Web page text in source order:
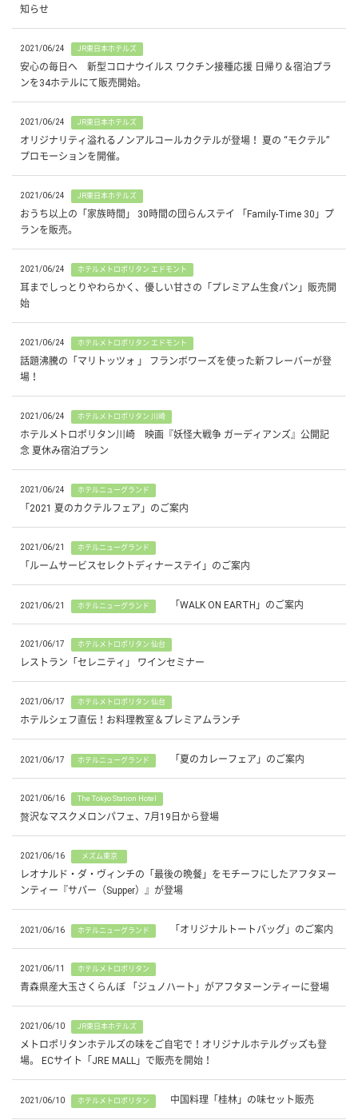
知らせ
2021/06/24 JR東日本ホテルズ
安心の毎日へ 新型コロナウイルス ワクチン接種応援 日帰り＆宿泊プラ
ンを34ホテルにて販売開始。
2021/06/24 JR東日本ホテルズ
オリジナリティ溢れるノンアルコールカクテルが登場！ 夏の “モクテル”
プロモーションを開催。
2021/06/24 JR東日本ホテルズ
おうち以上の「家族時間」 30時間の団らんステイ 「Family-Time 30」プ
ランを販売。
2021/06/24 ホテルメトロポリタン エドモント
耳までしっとりやわらかく、優しい甘さの「プレミアム生食パン」販売開
始
2021/06/24 ホテルメトロポリタン エドモント
話題沸騰の「マリトッツォ 」 フランボワーズを使った新フレーバーが登
場！
2021/06/24 ホテルメトロポリタン 川崎
ホテルメトロポリタン川崎 映画『妖怪大戦争 ガーディアンズ』公開記
念 夏休み宿泊プラン
2021/06/24 ホテルニューグランド
「2021 夏のカクテルフェア」のご案内
2021/06/21 ホテルニューグランド
「ルームサービスセレクトディナーステイ」のご案内
2021/06/21 ホテルニューグランド 「WALK ON EARTH」のご案内
2021/06/17 ホテルメトロポリタン 仙台
レストラン「セレニティ」 ワインセミナー
2021/06/17 ホテルメトロポリタン 仙台
ホテルシェフ直伝！お料理教室＆プレミアムランチ
2021/06/17 ホテルニューグランド 「夏のカレーフェア」のご案内
2021/06/16 The Tokyo Station Hotel
贅沢なマスクメロンパフェ、7月19日から登場
2021/06/16 メズム東京
レオナルド・ダ・ヴィンチの「最後の晩餐」をモチーフにしたアフタヌー
ンティー『サパー（Supper）』が登場
2021/06/16 ホテルニューグランド 「オリジナルトートバッグ」のご案内
2021/06/11 ホテルメトロポリタン
青森県産大玉さくらんぼ 「ジュノハート」がアフタヌーンティーに登場
2021/06/10 JR東日本ホテルズ
メトロポリタンホテルズの味をご自宅で！オリジナルホテルグッズも登
場。 ECサイト「JRE MALL」で販売を開始！
2021/06/10 ホテルメトロポリタン 中国料理「桂林」の味セット販売